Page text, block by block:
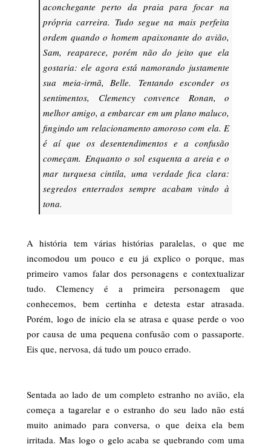
aconchegante perto da praia para focar na
própria carreira. Tudo segue na mais perfeita
ordem quando o homem apaixonante do avião,
Sam, reaparece, porém não do jeito que ela
gostaria: ele agora está namorando justamente
sua meia-irmã, Belle. Tentando esconder os
sentimentos, Clemency convence Ronan, o
melhor amigo, a embarcar em um plano maluco,
fingindo um relacionamento amoroso com ela. E
é aí que os desentendimentos e a confusão
começam. Enquanto o sol esquenta a areia e o
mar turquesa cintila, uma verdade fica clara:
segredos enterrados sempre acabam vindo à
tona.
A história tem várias histórias paralelas, o que me
incomodou um pouco e eu já explico o porque, mas
primeiro vamos falar dos personagens e contextualizar
tudo. Clemency é a primeira personagem que
conhecemos, bem certinha e detesta estar atrasada.
Porém, logo de início ela se atrasa e quase perde o voo
por causa de uma pequena confusão com o passaporte.
Eis que, nervosa, dá tudo um pouco errado.
Sentada ao lado de um completo estranho no avião, ela
começa a tagarelar e o estranho do seu lado não está
muito animado para conversa, o que deixa ela bem
irritada. Mas logo o gelo acaba se quebrando com uma